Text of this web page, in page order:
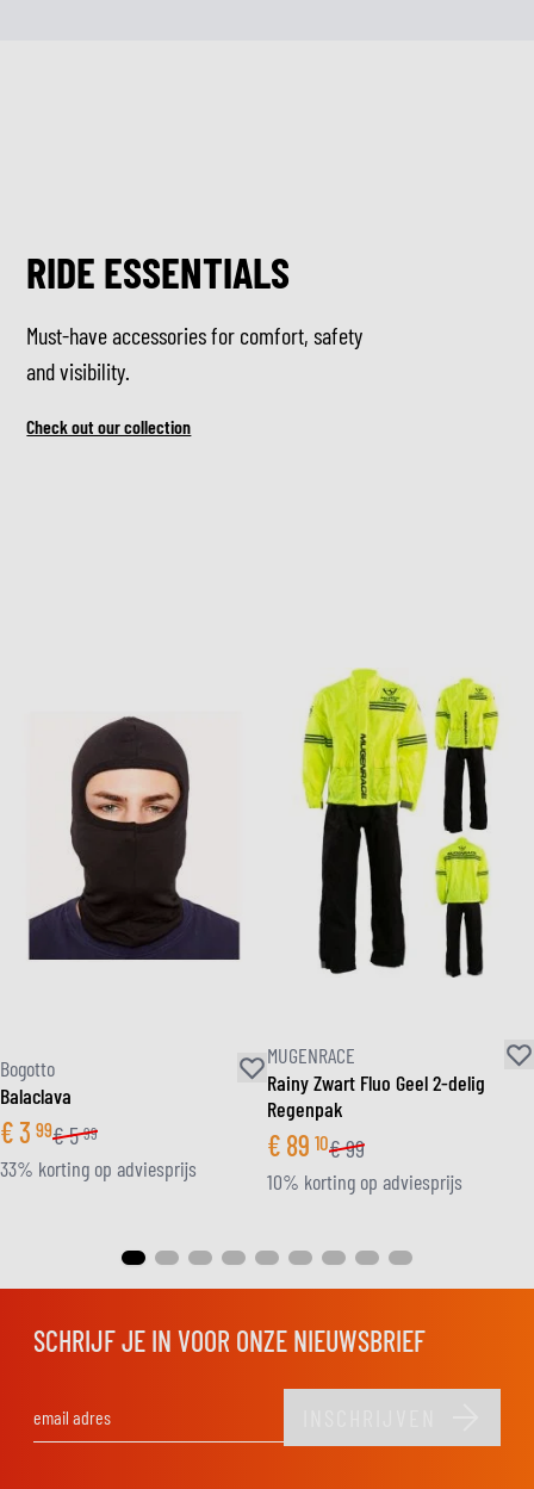
RIDE ESSENTIALS
Must-have accessories for comfort, safety
and visibility.
Check out our collection
Bogotto
Balaclava
€3 99€5 99
33% korting op adviesprijs
MUGENRACE
Rainy Zwart Fluo Geel 2-delig
Regenpak
€ 89 10€99
10% korting op adviesprijs
SCHRIJF JE IN VOOR ONZE NIEUWSBRIEF